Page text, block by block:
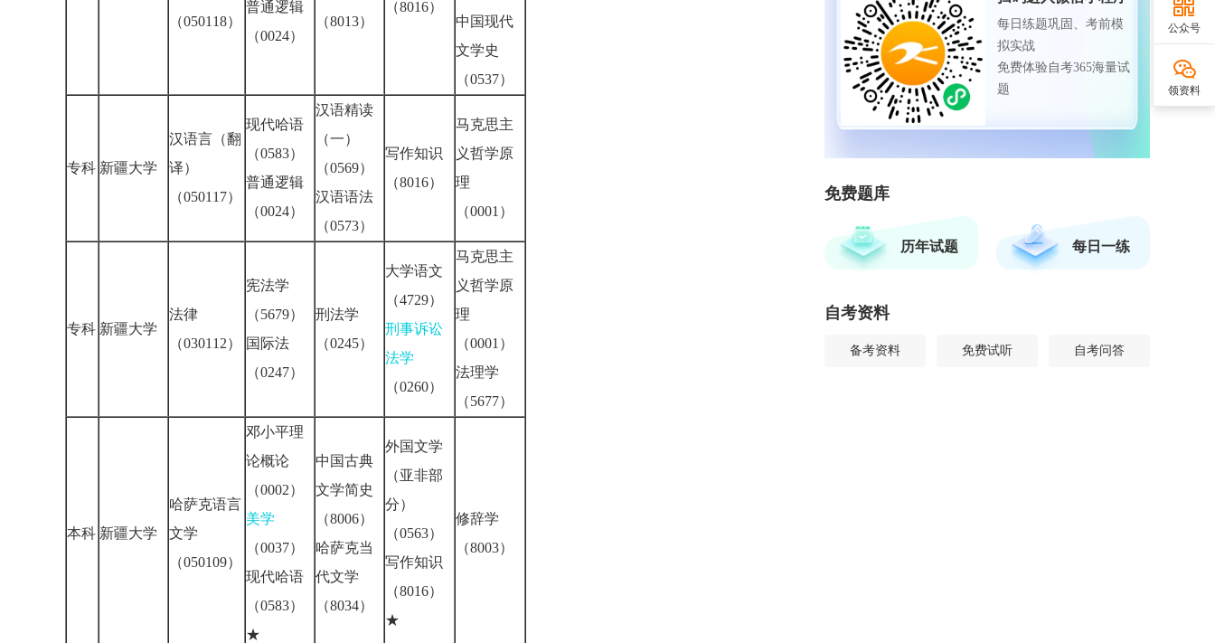
（050118）
普通逻辑
（0024）
（8013）
（8016）
中国现代
文学史
（0537）
专科 新疆大学
汉语言（翻
译）
（050117）
现代哈语
（0583）
普通逻辑
（0024）
汉语精读
（一）
（0569）
汉语语法
（0573）
写作知识
（8016）
马克思主
义哲学原
理
（0001）
专科 新疆大学
法律
（030112）
宪法学
（5679）
国际法
（0247）
刑法学
（0245）
大学语文
（4729）
刑事诉讼
法学
（0260）
马克思主
义哲学原
理
（0001）
法理学
（5677）
本科 新疆大学
哈萨克语言
文学
（050109）
邓小平理
论概论
（0002）
美学
（0037）
现代哈语
（0583）
★
中国古典
文学简史
（8006）
哈萨克当
代文学
（8034）
外国文学
（亚非部
分）
（0563）
写作知识
（8016）
★
修辞学
（8003）
每日练题巩固、考前模
拟实战
免费体验自考365海量试
题
免费题库
历年试题 每日一练
自考资料
备考资料 免费试听 自考问答
公众号
领资料